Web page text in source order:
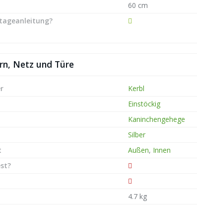
60 cm
Netz und Türe
Kerbl
Einstöckig
Kaninchengehege
Silber
Außen, Innen
4.7 kg